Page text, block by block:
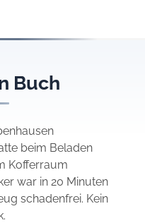
Buch
beim Beladen
Kofferraum
war in 20 Minuten
schadenfrei. Kein